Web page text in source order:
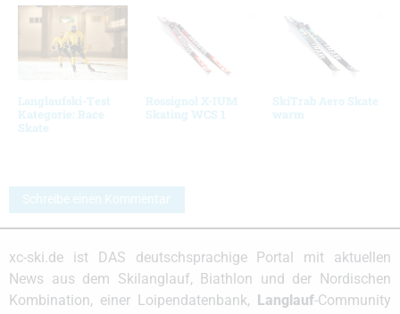
Langlaufski-Test
Kategorie: Race
Skate
Rossignol X-IUM
Skating WCS 1
SkiTrab Aero Skate
warm
Schreibe einen Kommentar
xc-ski.de ist DAS deutschsprachige Portal mit aktuellen
News aus dem Skilanglauf, Biathlon und der Nordischen
Kombination, einer Loipendatenbank, Langlauf-Community